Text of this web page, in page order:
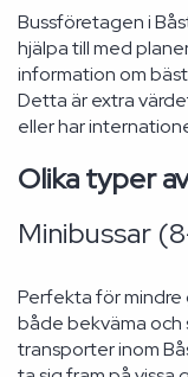
Bussföretagen i
hjälpa till med
information om
Detta är extra
eller har
Olika typer
Minibussar
Perfekta för mindre
både bekväma
transporter inom